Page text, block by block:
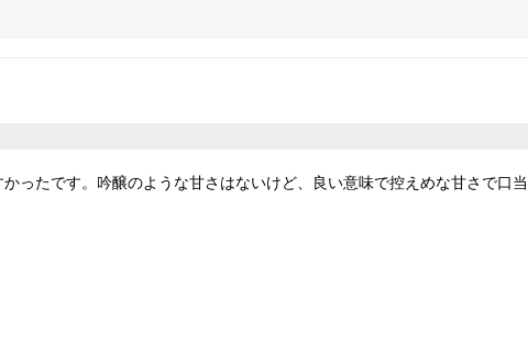
ったです。吟醸のような甘さはないけど、良い意味で控えめな甘さで口